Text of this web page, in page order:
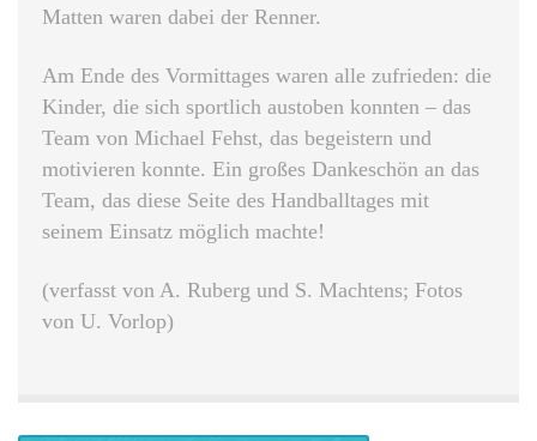
Matten waren dabei der Renner.
Am Ende des Vormittages waren alle zufrieden: die
Kinder, die sich sportlich austoben konnten – das
Team von Michael Fehst, das begeistern und
motivieren konnte. Ein großes Dankeschön an das
Team, das diese Seite des Handballtages mit
seinem Einsatz möglich machte!
(verfasst von A. Ruberg und S. Machtens; Fotos
von U. Vorlop)